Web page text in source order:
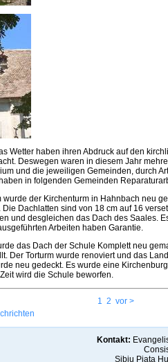
Wetter haben ihren Abdruck auf den
Deswegen waren in diesem Jahr
und die jeweiligen Gemeinden, durch
in folgenden Gemeinden
wurde der Kirchenturm in Hahnbach neu
Die Dachlatten sind von 18 cm auf 16
und desgleichen das Dach des Saales.
Arbeiten haben Garantie.
das Dach der Schule Komplett neu
Der Torturm wurde renoviert und das
neu gedeckt. Es wurde eine
wird die Schule beworfen.
1 2 vor >
Kontakt:
Sibiu Piaţa